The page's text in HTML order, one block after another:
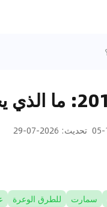
تحديث:
2026-07-29
سمارت للطرق الوعرة